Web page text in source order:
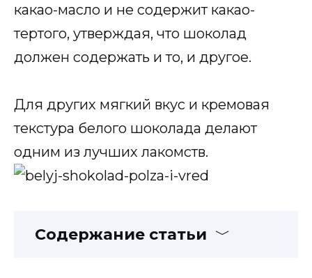
какао-масло и не содержит какао-
тертого, утверждая, что шоколад
должен содержать и то, и другое.
Для других мягкий вкус и кремовая
текстура белого шоколада делают
одним из лучших лакомств.
Содержание статьи